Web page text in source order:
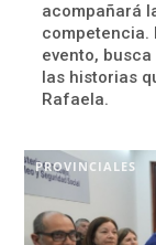
acompañará
competencia.
evento,
las historias
Rafaela.
PROVINCIALES